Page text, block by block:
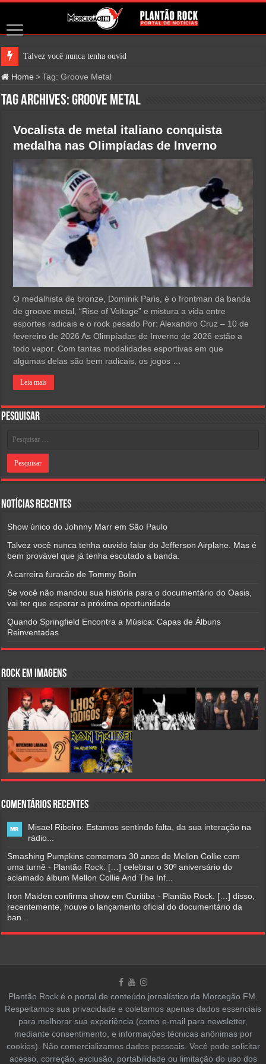
Talvez você nunca tenha ouvido fal
Home > Tag:Groove Metal
Tag Archives:Groove Metal
Vocalista de metal italiano conquista
medalha nas Olimpíadas de Inverno
O medalhista de bronze, Dominik Paris, é o frontman da banda
de groove metal, “Rise of Voltage” e mistura a vida entre
esportes radicais e o rock pesado Por: Alexandro Cruz – 10 de
fevereiro de 2026 As Olimpíadas de Inverno de 2026 estão a
todo vapor. Com tantas modalidades esportivas em que
algumas delas são bem radicais, os jogos …
Leia mais
Pesquisar
Notícias Recentes
Show único do Johnny Marr em São Paulo
Talvez você nunca tenha ouvido falar do Jefferson Airplane. Mas é
bem provável que já tenha escutado a banda.
A carreira furacão de Tommy Bolin
Se você não mandou sua história para o documentário do Oasis,
vai ter que esperar a próxima oportunidade
Quando Springfield Encontra a Música: Capas de Álbuns
Reinventadas
Rock em Imagens
Comentários Recentes
Misael Ribeiro: Estamos sentindo falta, da sua interação na
rádio...
Smashing Pumpkins comemora 30 anos de Mellon Collie com
uma turnê - Plantão Rock: […] celebrar o 30º aniversário do
aclamado álbum Mellon Collie And The Inf...
Iron Maiden confirma show em Curitiba - Plantão Rock: […] disso,
recentemente, houve o lançamento oficial do documentário da
ban...
Plantão Rock é o portal de conteúdo jornalístico da Morcegão FM.
Respeitamos sua privacidade e coletamos apenas dados essenciais
para melhorar sua experiência (como e-mail para newsletter,
mediante consentimento, e informações técnicas anônimas por
cookies). Não comercializamos dados pessoais. Você pode solicitar
acesso, correção, exclusão, portabilidade ou limitação do uso dos